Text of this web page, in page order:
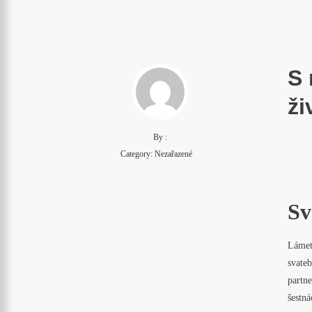
S
By :
Category: Nezařazené